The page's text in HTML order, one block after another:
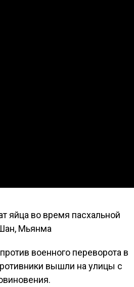
яйца во время пасхальной
Мьянма
военного переворота в
вышли на улицы с